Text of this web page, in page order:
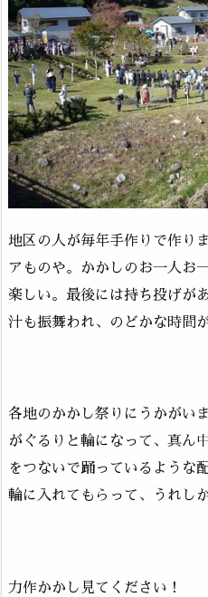
地区の人が毎年手作りで作り
アものや。かかしのお一人お
楽しい。最後には持ち投げが
汁も振舞われ、のどかな時間
各地のかかし祭りにうかがい
がぐるりと輪になって、真ん
をつないで踊っているような
輪に入れてもらって、うれし
力作かかし見てください！